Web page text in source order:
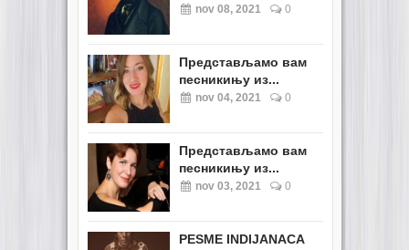
nov 08, 2021 0
Представљамо вам
песникињу из...
nov 04, 2021 0
Представљамо вам
песникињу из...
nov 03, 2021 0
PESME INDIJANACA